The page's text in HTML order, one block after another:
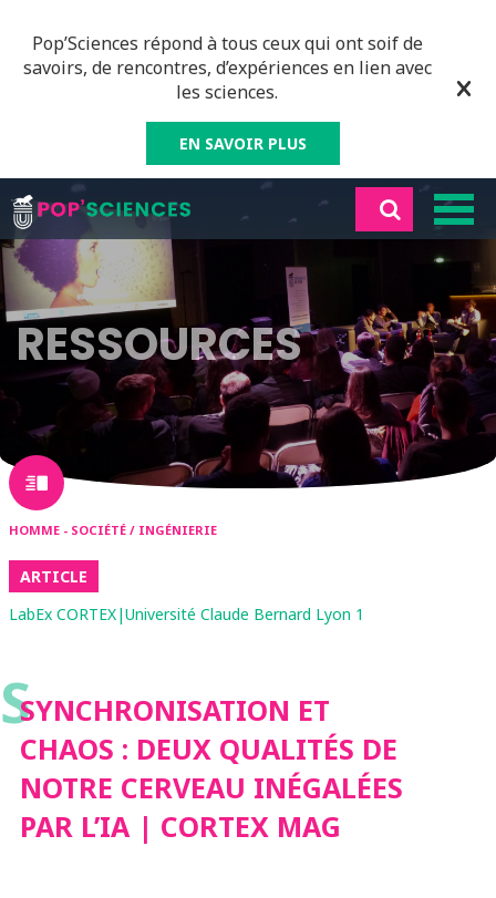
Pop’Sciences répond à tous ceux qui ont soif de
savoirs, de rencontres, d’expériences en lien avec
les sciences.
EN SAVOIR PLUS
RESSOURCES
HOMME - SOCIÉTÉ / INGÉNIERIE
ARTICLE
LabEx CORTEX|Université Claude Bernard Lyon 1
SSYNCHRONISATION ET
CHAOS : DEUX QUALITÉS DE
NOTRE CERVEAU INÉGALÉES
PAR L’IA | CORTEX MAG